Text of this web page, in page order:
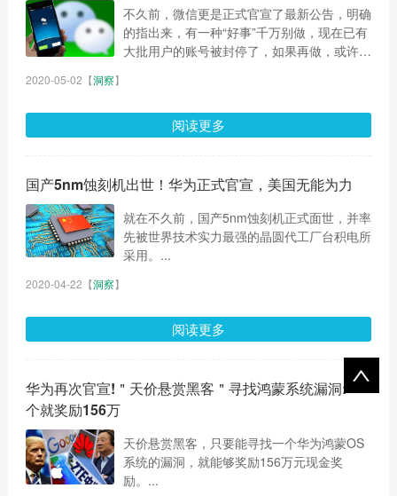
不久前，微信更是正式官宣了最新公告，明确
的指出来，有一种“好事”千万别做，现在已有
大批用户的账号被封停了，如果再做，或许腾
2020-05-02 【洞察】
阅读更多
国产5nm蚀刻机出世！华为正式官宣，美国无能为力
就在不久前，国产5nm蚀刻机正式面世，并率
先被世界技术实力最强的晶圆代工厂台积电所
采用。...
2020-04-22 【洞察】
阅读更多
华为再次官宣!＂天价悬赏黑客＂寻找鸿蒙系统漏洞:一
个就奖励156万
天价悬赏黑客，只要能寻找一个华为鸿蒙OS
系统的漏洞，就能够奖励156万元现金奖
励。...